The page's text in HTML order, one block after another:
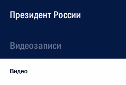
Президент России
Видеозаписи
Видео